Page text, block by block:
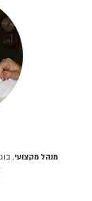
מנהל מקצועי